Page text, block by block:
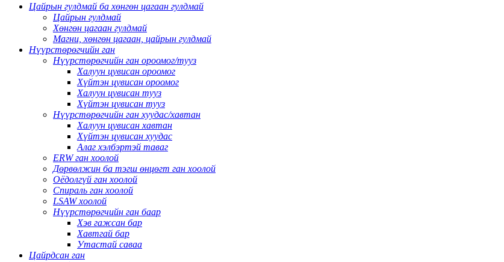
Цайрын гулдмай ба хөнгөн цагаан гулдмай
Цайрын гулдмай
Хөнгөн цагаан гулдмай
Магни, хөнгөн цагаан, цайрын гулдмай
Нүүрстөрөгчийн ган
Нүүрстөрөгчийн ган ороомог/тууз
Халуун цувисан ороомог
Хүйтэн цувисан ороомог
Халуун цувисан тууз
Хүйтэн цувисан тууз
Нүүрстөрөгчийн ган хуудас/хавтан
Халуун цувисан хавтан
Хүйтэн цувисан хуудас
Алаг хэлбэртэй таваг
ERW ган хоолой
Дөрвөлжин ба тэгш өнцөгт ган хоолой
Оёдолгүй ган хоолой
Спираль ган хоолой
LSAW хоолой
Нүүрстөрөгчийн ган баар
Хэв гажсан бар
Хавтгай бар
Утастай саваа
Цайрдсан ган